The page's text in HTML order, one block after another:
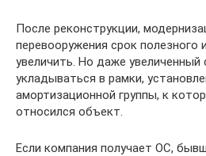
После реконструкции,
перевооружения срок полезного
увеличить. Но даже увеличенный
укладываться в рамки,
амортизационной группы, к
относился объект.
Если компания получает ОС,